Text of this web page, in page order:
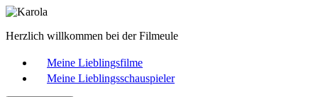
Herzlich willkommen bei der Filmeule
Meine Lieblingsfilme
Meine Lieblingsschauspieler